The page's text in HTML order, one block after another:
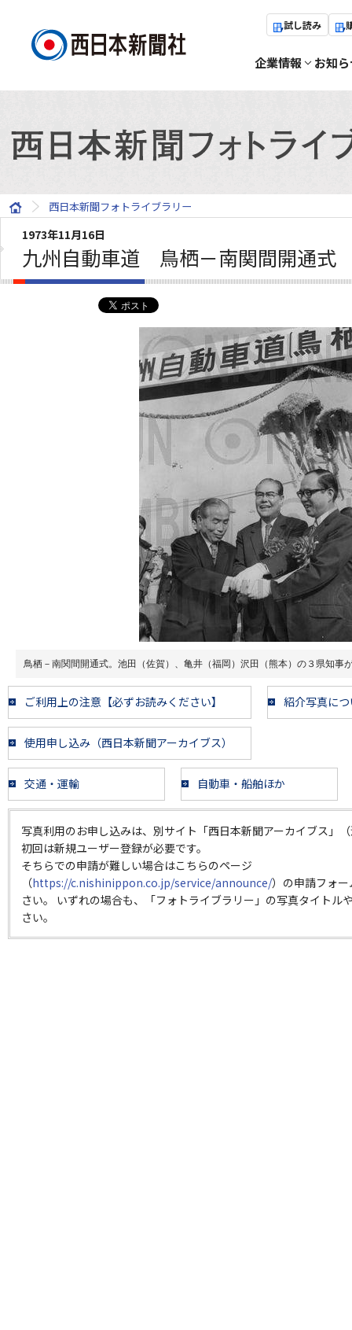
試し読み
企業情報 お知
西日本新聞フォトライブラリー
1973年11月16日
九州自動車道 鳥栖－南関間開通式
鳥栖－南関間開通式。池田（佐賀）、亀井（福岡）沢田（熊本）の３県知事
ご利用上の注意【必ずお読みください】 紹介写真に
使用申し込み（西日本新聞アーカイブス）
交通・運輸 自動車・船舶ほか
写真利用のお申し込みは、別サイト「西日本新聞アーカイブス」
初回は新規ユーザー登録が必要です。
そちらでの申請が難しい場合はこちらのページ
（https://c.nishinippon.co.jp/service/announce/）の申請フォ
さい。 いずれの場合も、「フォトライブラリー」の写真タイトル
さい。